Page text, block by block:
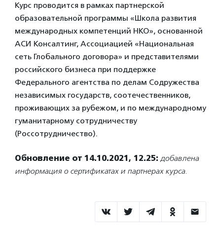
Курс проводится в рамках партнерской
образовательной программы «Школа развития
международных компетенций НКО», основанной
АСИ Консалтинг, Ассоциацией «Национальная
сеть Глобального договора» и представителями
российского бизнеса при поддержке
Федерального агентства по делам Содружества
независимых государств, соотечественников,
проживающих за рубежом, и по международному
гуманитарному сотрудничеству
(Россотрудничество).
Обновление от 14.10.2021, 12.25: добавлена
информация о сертификатах и партнерах курса.